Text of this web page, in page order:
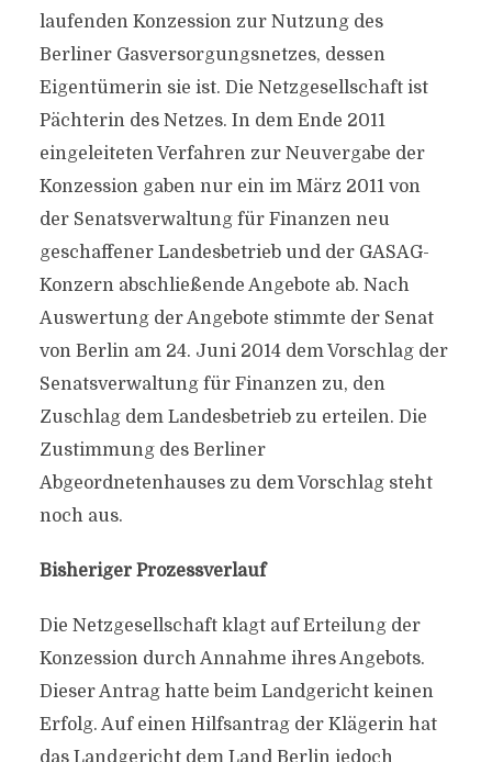
laufenden Konzession zur Nutzung des
Berliner Gasversorgungsnetzes, dessen
Eigentümerin sie ist. Die Netzgesellschaft ist
Pächterin des Netzes. In dem Ende 2011
eingeleiteten Verfahren zur Neuvergabe der
Konzession gaben nur ein im März 2011 von
der Senatsverwaltung für Finanzen neu
geschaffener Landesbetrieb und der GASAG-
Konzern abschließende Angebote ab. Nach
Auswertung der Angebote stimmte der Senat
von Berlin am 24. Juni 2014 dem Vorschlag der
Senatsverwaltung für Finanzen zu, den
Zuschlag dem Landesbetrieb zu erteilen. Die
Zustimmung des Berliner
Abgeordnetenhauses zu dem Vorschlag steht
noch aus.
Bisheriger Prozessverlauf
Die Netzgesellschaft klagt auf Erteilung der
Konzession durch Annahme ihres Angebots.
Dieser Antrag hatte beim Landgericht keinen
Erfolg. Auf einen Hilfsantrag der Klägerin hat
das Landgericht dem Land Berlin jedoch